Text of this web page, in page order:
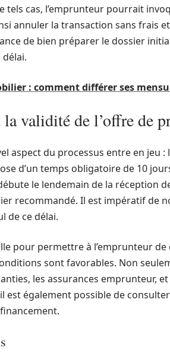
cas, l’emprunteur pourrait
annuler la transaction sans frais
de bien préparer le dossier
: comment différer ses
validité de l’offre de
aspect du processus entre en jeu :
d’un temps obligatoire de 10
le lendemain de la réception
recommandé. Il est impératif de
de ce délai.
pour permettre à l’emprunteur
sont favorables. Non
les assurances emprunteur,
est également possible de